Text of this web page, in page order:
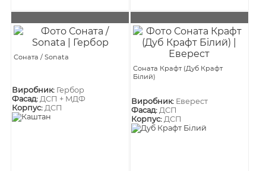
Соната / Sonata
Виробник: Гербор
Фасад:ДСП + МДФ
Корпус:ДСП
Соната Крафт (Дуб Крафт
Білий)
Виробник: Еверест
Фасад: ДСП
Корпус: ДСП